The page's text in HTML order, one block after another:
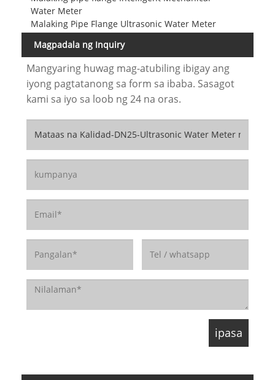
Water Meter
Malaking Pipe Flange Ultrasonic Water Meter
Magpadala ng Inquiry
Mangyaring huwag mag-atubiling ibigay ang
iyong pagtatanong sa form sa ibaba. Sasagot
kami sa iyo sa loob ng 24 na oras.